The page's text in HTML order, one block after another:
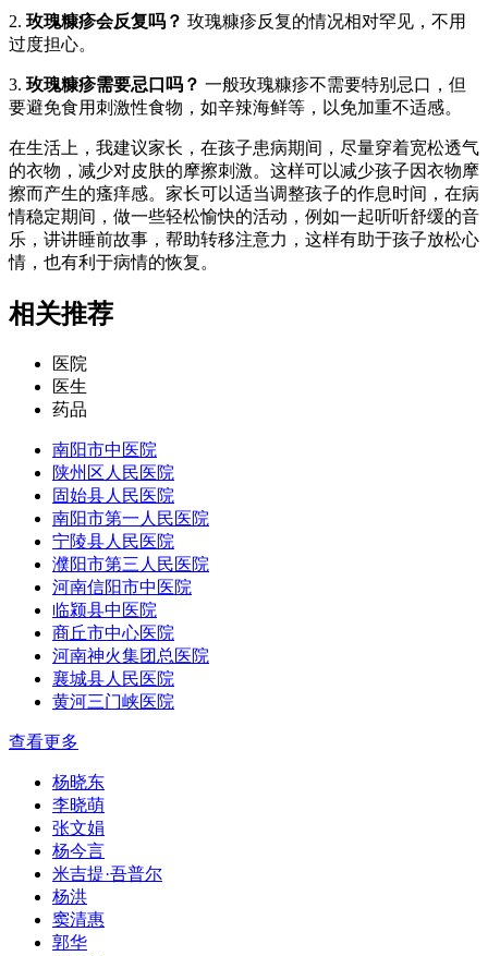
2. 玫瑰糠疹会反复吗？ 玫瑰糠疹反复的情况相对罕见，不用
过度担心。
3. 玫瑰糠疹需要忌口吗？ 一般玫瑰糠疹不需要特别忌口，但
要避免食用刺激性食物，如辛辣海鲜等，以免加重不适感。
在生活上，我建议家长，在孩子患病期间，尽量穿着宽松透气
的衣物，减少对皮肤的摩擦刺激。这样可以减少孩子因衣物摩
擦而产生的瘙痒感。家长可以适当调整孩子的作息时间，在病
情稳定期间，做一些轻松愉快的活动，例如一起听听舒缓的音
乐，讲讲睡前故事，帮助转移注意力，这样有助于孩子放松心
情，也有利于病情的恢复。
相关推荐
医院
医生
药品
南阳市中医院
陕州区人民医院
固始县人民医院
南阳市第一人民医院
宁陵县人民医院
濮阳市第三人民医院
河南信阳市中医院
临颍县中医院
商丘市中心医院
河南神火集团总医院
襄城县人民医院
黄河三门峡医院
查看更多
杨晓东
李晓萌
张文娟
杨今言
米吉提·吾普尔
杨洪
窦清惠
郭华